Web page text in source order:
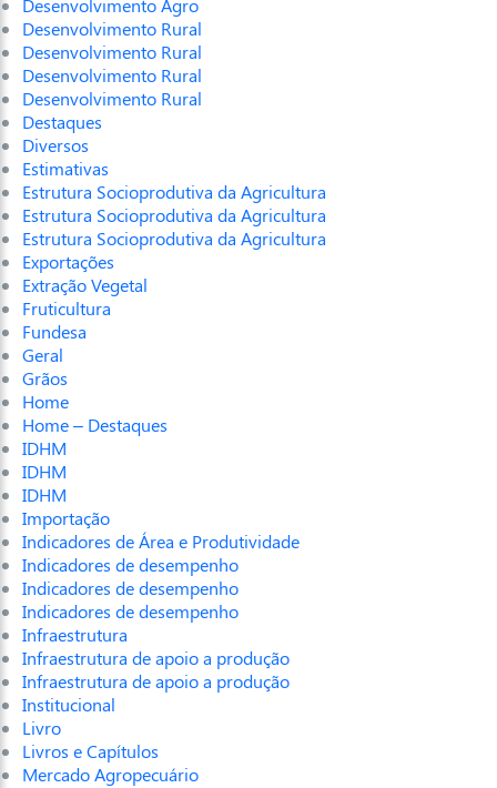
Desenvolvimento Agro
Desenvolvimento Rural
Desenvolvimento Rural
Desenvolvimento Rural
Desenvolvimento Rural
Destaques
Diversos
Estimativas
Estrutura Socioprodutiva da Agricultura
Estrutura Socioprodutiva da Agricultura
Estrutura Socioprodutiva da Agricultura
Exportações
Extração Vegetal
Fruticultura
Fundesa
Geral
Grãos
Home
Home – Destaques
IDHM
IDHM
IDHM
Importação
Indicadores de Área e Produtividade
Indicadores de desempenho
Indicadores de desempenho
Indicadores de desempenho
Infraestrutura
Infraestrutura de apoio a produção
Infraestrutura de apoio a produção
Institucional
Livro
Livros e Capítulos
Mercado Agropecuário